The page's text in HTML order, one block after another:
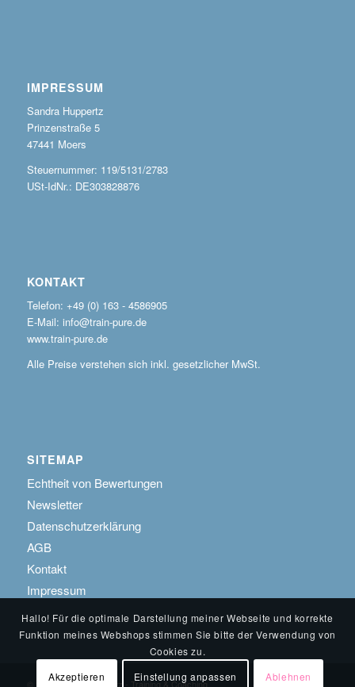
IMPRESSUM
Sandra Huppertz
Prinzenstraße 5
47441 Moers
Steuernummer: 119/5131/2783
USt-IdNr.: DE303828876
KONTAKT
Telefon: +49 (0) 163 - 4586905
E-Mail: info@train-pure.de
www.train-pure.de
Alle Preise verstehen sich inkl. gesetzlicher MwSt.
SITEMAP
Echtheit von Bewertungen
Newsletter
Datenschutzerklärung
AGB
Kontakt
Impressum
© 2019 Sandra Huppertz - Training & Coaching
Hallo! Für die optimale Darstellung meiner Webseite und korrekte
Funktion meines Webshops stimmen Sie bitte der Verwendung von
Cookies zu.
Akzeptieren
Einstellung anpassen Ablehnen